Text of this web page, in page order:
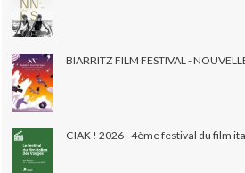
BIARRITZ FILM FESTIVAL -
CIAK ! 2026 - 4ème festival du film